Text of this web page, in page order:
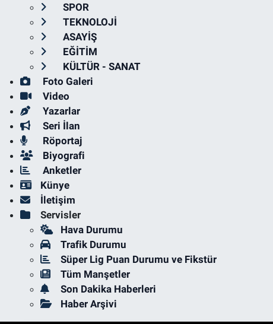
SPOR
TEKNOLOJİ
ASAYİŞ
EĞİTİM
KÜLTÜR - SANAT
Foto Galeri
Video
Yazarlar
Seri İlan
Röportaj
Biyografi
Anketler
Künye
İletişim
Servisler
Hava Durumu
Trafik Durumu
Süper Lig Puan Durumu ve Fikstür
Tüm Manşetler
Son Dakika Haberleri
Haber Arşivi